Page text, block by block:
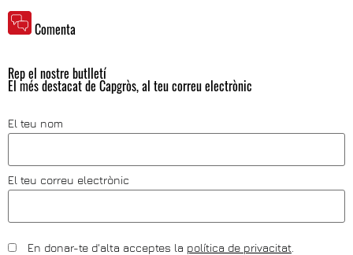
Comenta
Rep el nostre butlletí
El més destacat de Capgròs, al teu correu electrònic
El teu nom
El teu correu electrònic
En donar-te d'alta acceptes la política de privacitat